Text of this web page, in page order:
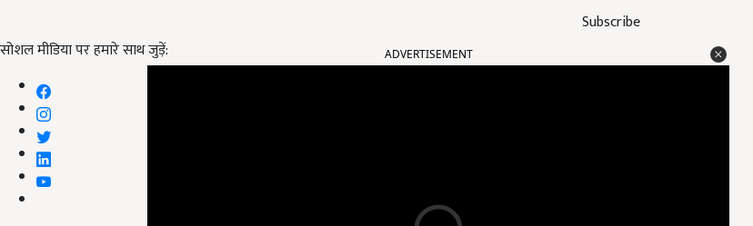
Subscribe
सोशल मीडिया पर हमारे साथ जुड़ें: